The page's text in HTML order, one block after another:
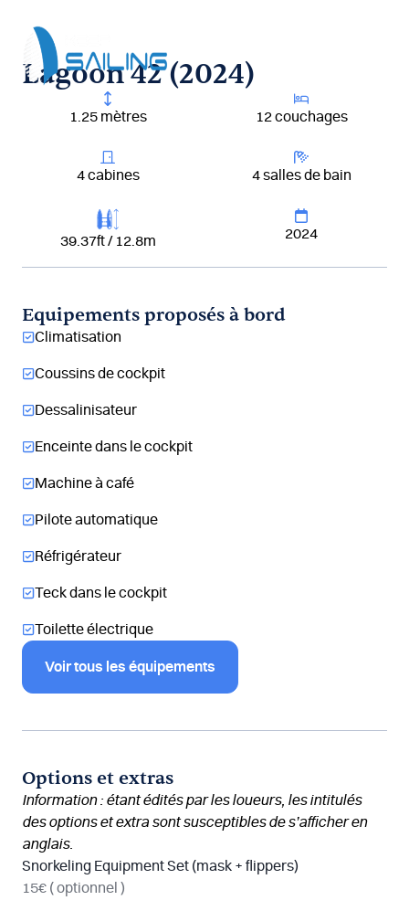
contenu
Lagoon 42 (2024)
1.25 mètres 12 couchages
4 cabines 4 salles de bain
39.37ft / 12.8m 2024
Equipements proposés à bord
Climatisation
Coussins de cockpit
Dessalinisateur
Enceinte dans le cockpit
Machine à café
Pilote automatique
Réfrigérateur
Teck dans le cockpit
Toilette électrique
Voir tous les équipements
Options et extras
Information : étant édités par les loueurs, les intitulés
des options et extra sont susceptibles de s’afficher en
anglais.
Snorkeling Equipment Set (mask + flippers)
15€ ( optionnel )